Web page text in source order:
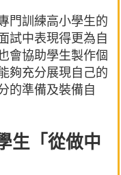
門訓練高小學生的
試中表現得更為自
會協助學生製作個
夠充分展現自己的
的準備及裝備自
生「從做中